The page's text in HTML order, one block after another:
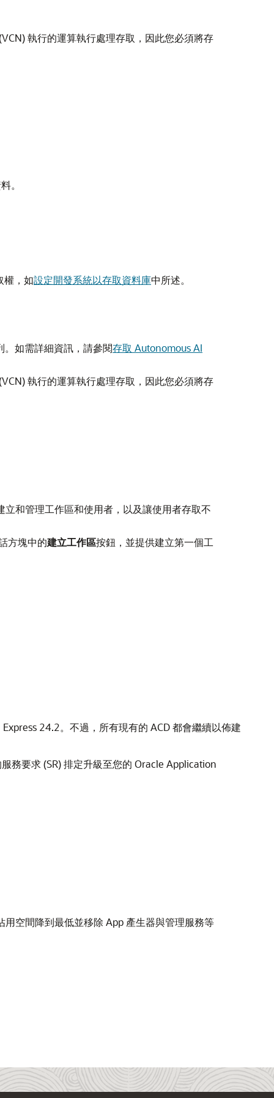
執行的運算執行處理存取，因此您必須將存
。
權，如設定開發系統以存取資料庫中所述。
。如需詳細資訊，請參閱存取 Autonomous AI
執行的運算執行處理存取，因此您必須將存
和管理工作區和使用者，以及讓使用者存取不
方塊中的建立工作區按鈕，並提供建立第一個工
24.2。不過，所有現有的 ACD 都會繼續以佈建
務要求 (SR) 排定升級至您的 Oracle Application
空間降到最低並移除 App 產生器與管理服務等